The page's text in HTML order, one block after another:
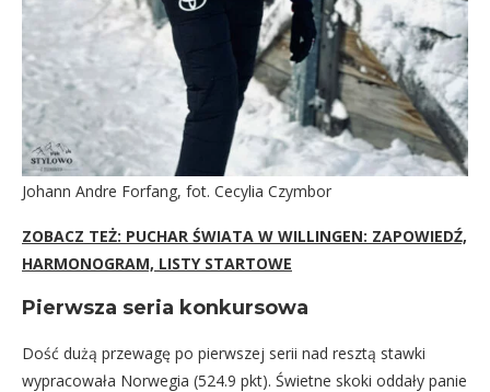
Johann Andre Forfang, fot. Cecylia Czymbor
ZOBACZ TEŻ: PUCHAR ŚWIATA W WILLINGEN: ZAPOWIEDŹ,
HARMONOGRAM, LISTY STARTOWE
Pierwsza seria konkursowa
Dość dużą przewagę po pierwszej serii nad resztą stawki
wypracowała Norwegia (524.9 pkt). Świetne skoki oddały panie